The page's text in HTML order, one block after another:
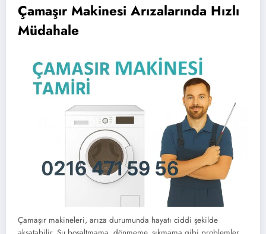
Çamaşır Makinesi Arızalarında Hızlı
Müdahale
Çamaşır makineleri, arıza durumunda hayatı ciddi şekilde